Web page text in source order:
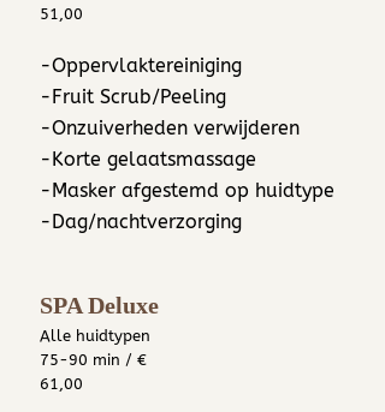
51,00
-Oppervlaktereiniging
-Fru​it Scrub/Peeling
-Onzuiverheden verwijderen
-Korte gelaatsmassage
-Masker afgestemd op huidtype
-Dag/nachtverzorging
SPA Deluxe
Alle huidtypen
75-90 min / €
61,00